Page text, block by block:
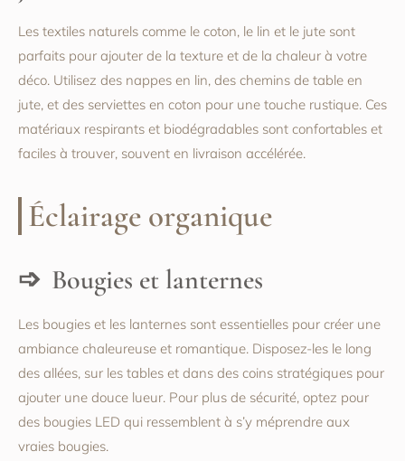
Les textiles naturels comme le coton, le lin et le jute sont
parfaits pour ajouter de la texture et de la chaleur à votre
déco. Utilisez des nappes en lin, des chemins de table en
jute, et des serviettes en coton pour une touche rustique. Ces
matériaux respirants et biodégradables sont confortables et
faciles à trouver, souvent en livraison accélérée.
Éclairage organique
Bougies et lanternes
Les bougies et les lanternes sont essentielles pour créer une
ambiance chaleureuse et romantique. Disposez-les le long
des allées, sur les tables et dans des coins stratégiques pour
ajouter une douce lueur. Pour plus de sécurité, optez pour
des bougies LED qui ressemblent à s’y méprendre aux
vraies bougies.